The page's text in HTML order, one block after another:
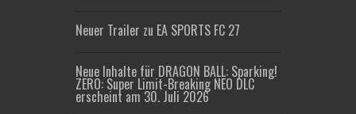
Neuer Trailer zu EA SPORTS FC 27
Neue Inhalte für DRAGON BALL: Sparking!
ZERO: Super Limit-Breaking NEO DLC
erscheint am 30. Juli 2026